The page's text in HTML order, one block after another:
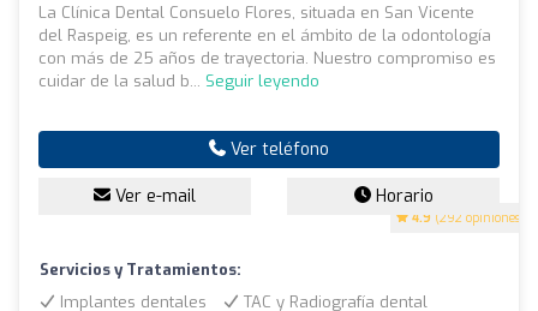
4.9 (292 opiniones)
La Clínica Dental Consuelo Flores, situada en San Vicente
del Raspeig, es un referente en el ámbito de la odontología
con más de 25 años de trayectoria. Nuestro compromiso es
cuidar de la salud b... Seguir leyendo
Ver teléfono
Ver e-mail Horario
Servicios y Tratamientos:
Implantes dentales
TAC y Radiografía dental